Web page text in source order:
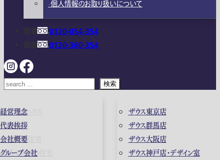
ガレージハウス
高級住宅
店舗併用住宅
和風モダンの住宅
経営理念
代表挨拶
会社概要
グループ会社
ザウス東京店
ザウス群馬店
ザウス大阪店
ザウス神戸店・デザイン室
個人情報のお取り扱いについて
0120-054-354
0120-360-354
検索